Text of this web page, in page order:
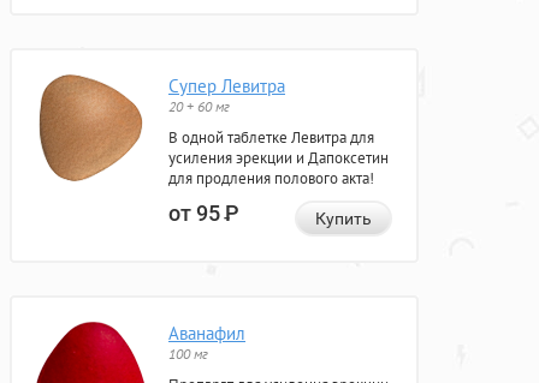
Супер Левитра
20 + 60 мг
В одной таблетке Левитра для
усиления эрекции и Дапоксетин
для продления полового акта!
от 95Р Купить
Аванафил
100 мг